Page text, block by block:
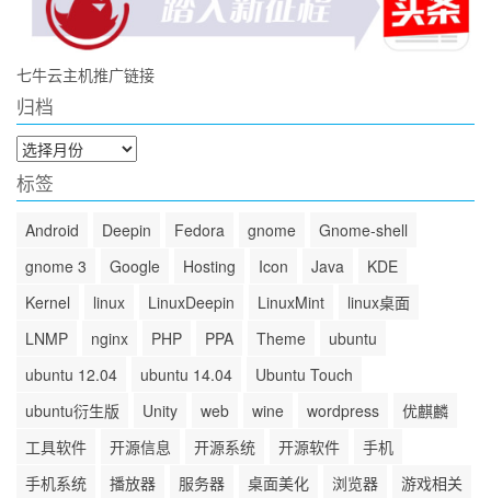
七牛云主机推广链接
归档
归
档
标签
Android Deepin Fedora gnome
Gnome-shell
gnome 3
Google Hosting Icon Java
KDE
Kernel
linux LinuxDeepin LinuxMint
linux桌面
LNMP
nginx PHP PPA Theme
ubuntu
ubuntu 12.04
ubuntu 14.04
Ubuntu Touch
ubuntu衍生版
Unity web wine wordpress
优麒麟
工具软件
开源信息 开源系统 开源软件
手机
手机系统
播放器 服务器 桌面美化 浏览器 游戏相关